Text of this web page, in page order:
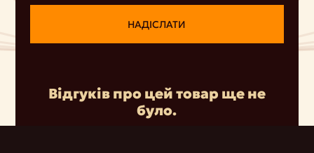
Відгуків про цей товар ще не
було.
НАДІСЛАТИ